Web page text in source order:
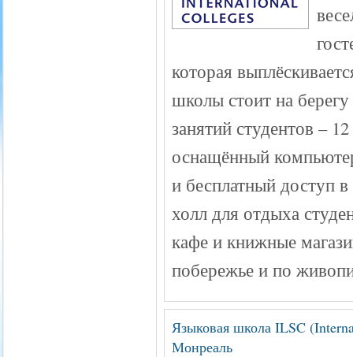
которая
школы стоит на
занятий студентов –
оснащённый
и бесплатный доступ
холл для отдыха
кафе и книжные
побережье и по
Языковая школа ILSC
Монреаль